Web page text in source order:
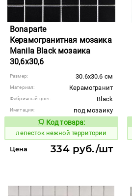
Bonaparte
Керамогранитная мозаика
Manila Black мозаика
30,6x30,6
Размер: 30.6x30.6 см
Материал: Керамогранит
Фабричный цвет: Black
Имитация:
под мозаику
Код товара:
867479 Код товара:
лепесток нежной территории
Цена 334 руб./шт